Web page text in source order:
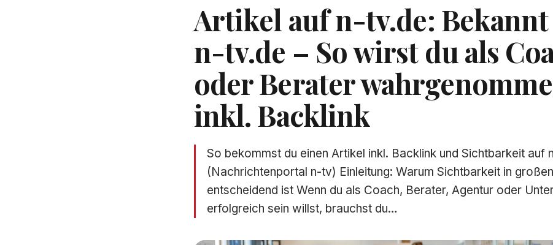
Artikel auf n-tv.de: Bekannt
n-tv.de – So wirst du als
oder Berater
inkl. Backlink
So bekommst du einen Artikel inkl. Backlink und Sichtbarkeit auf
(Nachrichtenportal n-tv) Einleitung: Warum Sichtbarkeit in
entscheidend ist Wenn du als Coach, Berater, Agentur oder
erfolgreich sein willst, brauchst du…